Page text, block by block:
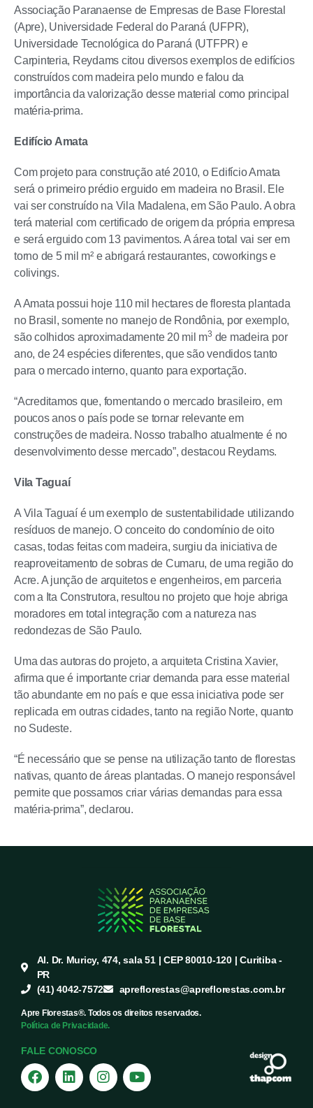
Associação Paranaense de Empresas de Base Florestal
(Apre), Universidade Federal do Paraná (UFPR),
Universidade Tecnológica do Paraná (UTFPR) e
Carpinteria, Reydams citou diversos exemplos de edifícios
construídos com madeira pelo mundo e falou da
importância da valorização desse material como principal
matéria-prima.
Edifício Amata
Com projeto para construção até 2010, o Edifício Amata
será o primeiro prédio erguido em madeira no Brasil. Ele
vai ser construído na Vila Madalena, em São Paulo. A obra
terá material com certificado de origem da própria empresa
e será erguido com 13 pavimentos. A área total vai ser em
torno de 5 mil m² e abrigará restaurantes, coworkings e
colivings.
A Amata possui hoje 110 mil hectares de floresta plantada
no Brasil, somente no manejo de Rondônia, por exemplo,
são colhidos aproximadamente 20 mil m3 de madeira por
ano, de 24 espécies diferentes, que são vendidos tanto
para o mercado interno, quanto para exportação.
“Acreditamos que, fomentando o mercado brasileiro, em
poucos anos o país pode se tornar relevante em
construções de madeira. Nosso trabalho atualmente é no
desenvolvimento desse mercado”, destacou Reydams.
Vila Taguaí
A Vila Taguaí é um exemplo de sustentabilidade utilizando
resíduos de manejo. O conceito do condomínio de oito
casas, todas feitas com madeira, surgiu da iniciativa de
reaproveitamento de sobras de Cumaru, de uma região do
Acre. A junção de arquitetos e engenheiros, em parceria
com a Ita Construtora, resultou no projeto que hoje abriga
moradores em total integração com a natureza nas
redondezas de São Paulo.
Uma das autoras do projeto, a arquiteta Cristina Xavier,
afirma que é importante criar demanda para esse material
tão abundante em no país e que essa iniciativa pode ser
replicada em outras cidades, tanto na região Norte, quanto
no Sudeste.
“É necessário que se pense na utilização tanto de florestas
nativas, quanto de áreas plantadas. O manejo responsável
permite que possamos criar várias demandas para essa
matéria-prima”, declarou.
Al. Dr. Muricy, 474, sala 51 | CEP 80010-120 | Curitiba -
PR
(41) 4042-7572
apreflorestas@apreflorestas.com.br
Apre Florestas®. Todos os direitos reservados.
Política de Privacidade.
FALE CONOSCO